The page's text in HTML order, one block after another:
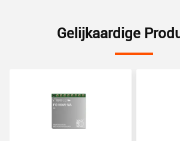
Gelijkaardige